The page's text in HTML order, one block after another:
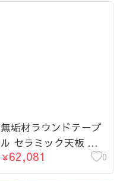
無垢材ラウンドテーブ
ル セラミック天板 ピ
ュアホワイト モダンミ
ニマル hsgmy-5729
￥62,081 0